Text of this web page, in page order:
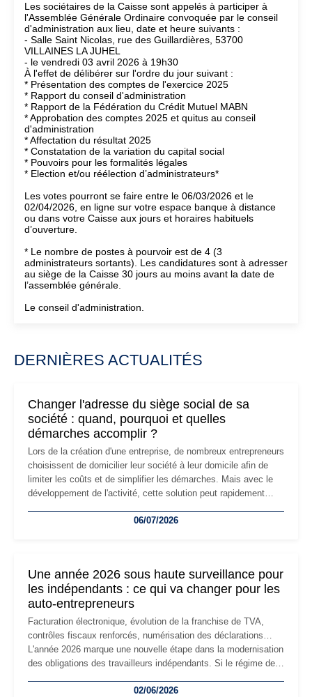
Les sociétaires de la Caisse sont appelés à participer à
l'Assemblée Générale Ordinaire convoquée par le conseil
d'administration aux lieu, date et heure suivants :
- Salle Saint Nicolas, rue des Guillardières, 53700
VILLAINES LA JUHEL
- le vendredi 03 avril 2026 à 19h30
À l'effet de délibérer sur l'ordre du jour suivant :
* Présentation des comptes de l'exercice 2025
* Rapport du conseil d'administration
* Rapport de la Fédération du Crédit Mutuel MABN
* Approbation des comptes 2025 et quitus au conseil
d'administration
* Affectation du résultat 2025
* Constatation de la variation du capital social
* Pouvoirs pour les formalités légales
* Election et/ou réélection d’administrateurs*
Les votes pourront se faire entre le 06/03/2026 et le
02/04/2026, en ligne sur votre espace banque à distance
ou dans votre Caisse aux jours et horaires habituels
d’ouverture.
* Le nombre de postes à pourvoir est de 4 (3
administrateurs sortants). Les candidatures sont à adresser
au siège de la Caisse 30 jours au moins avant la date de
l’assemblée générale.
Le conseil d'administration.
DERNIÈRES ACTUALITÉS
Changer l'adresse du siège social de sa
société : quand, pourquoi et quelles
démarches accomplir ?
Lors de la création d'une entreprise, de nombreux entrepreneurs
choisissent de domicilier leur société à leur domicile afin de
limiter les coûts et de simplifier les démarches. Mais avec le
développement de l'activité, cette solution peut rapidement
professionnels, recrutement, image de marque… Le
06/07/2026
Une année 2026 sous haute surveillance pour
les indépendants : ce qui va changer pour les
auto-entrepreneurs
Facturation électronique, évolution de la franchise de TVA,
contrôles fiscaux renforcés, numérisation des déclarations…
L'année 2026 marque une nouvelle étape dans la modernisation
des obligations des travailleurs indépendants. Si le régime de
les auto-entrepreneurs devront s'adapter à un environnement
02/06/2026